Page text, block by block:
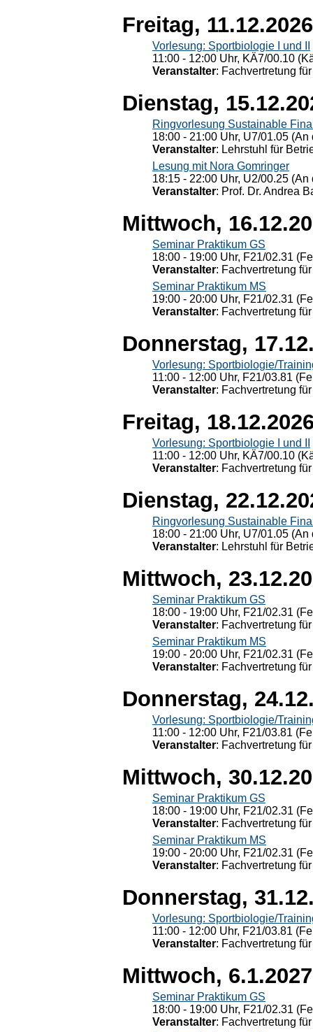
Freitag, 11.12.2026
Vorlesung: Sportbiologie I und II
11:00 - 12:00 Uhr, KÄ7/00.10
Veranstalter: Fachvertretung
Dienstag,
Ringvorlesung Sustainable
18:00 - 21:00 Uhr, U7/01.05
Veranstalter: Lehrstuhl für
Lesung mit Nora Gomringer
18:15 - 22:00 Uhr, U2/00.25
Veranstalter: Prof. Dr. Andrea
Mittwoch,
Seminar Praktikum GS
18:00 - 19:00 Uhr, F21/02.31
Veranstalter: Fachvertretung
Seminar Praktikum MS
19:00 - 20:00 Uhr, F21/02.31
Veranstalter: Fachvertretung
Donnerstag,
Vorlesung: Sportbiologie/
11:00 - 12:00 Uhr, F21/03.81
Veranstalter: Fachvertretung
Freitag,
Vorlesung: Sportbiologie I und II
11:00 - 12:00 Uhr, KÄ7/00.10
Veranstalter: Fachvertretung
Dienstag,
Ringvorlesung Sustainable
18:00 - 21:00 Uhr, U7/01.05
Veranstalter: Lehrstuhl für
Mittwoch,
Seminar Praktikum GS
18:00 - 19:00 Uhr, F21/02.31
Veranstalter: Fachvertretung
Seminar Praktikum MS
19:00 - 20:00 Uhr, F21/02.31
Veranstalter: Fachvertretung
Donnerstag,
Vorlesung: Sportbiologie/
11:00 - 12:00 Uhr, F21/03.81
Veranstalter: Fachvertretung
Mittwoch,
Seminar Praktikum GS
18:00 - 19:00 Uhr, F21/02.31
Veranstalter: Fachvertretung
Seminar Praktikum MS
19:00 - 20:00 Uhr, F21/02.31
Veranstalter: Fachvertretung
Donnerstag,
Vorlesung: Sportbiologie/
11:00 - 12:00 Uhr, F21/03.81
Veranstalter: Fachvertretung
Mittwoch, 6.1.2027
Seminar Praktikum GS
18:00 - 19:00 Uhr, F21/02.31
Veranstalter: Fachvertretung